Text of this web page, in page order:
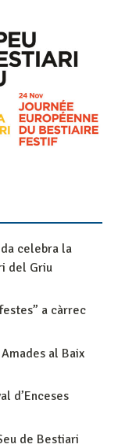
celebra la
del Griu
a càrrec
al Baix
d’Enceses
de Bestiari